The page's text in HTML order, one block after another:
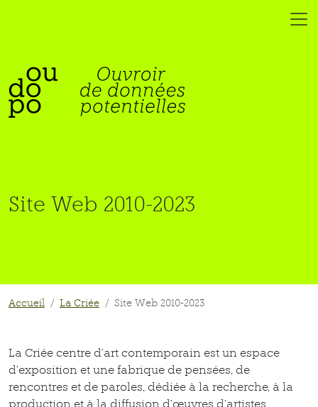
Site Web 2010-2023
Accueil La Criée Site Web 2010-2023
La Criée centre d’art contemporain est un espace
d’exposition et une fabrique de pensées, de
rencontres et de paroles, dédiée à la recherche, à la
production et à la diffusion d’œuvres d’artistes